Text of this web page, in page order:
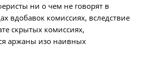
ни о чем не говорят в
вдобавок комиссиях, вследствие
скрытых комиссиях,
аржаны изо наивных